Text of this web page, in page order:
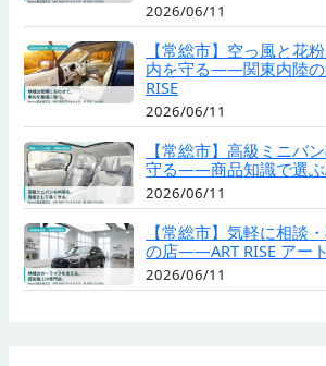
2026/06/11
【常総市】空っ風と花
内を守る——関東内陸の
RISE
2026/06/11
【常総市】高級ミニバ
守る——商品知識で選ぶ
2026/06/11
【常総市】気軽に相談
の店——ART RISE アー
2026/06/11